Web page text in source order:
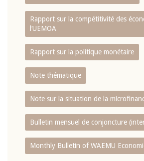
Rapport sur la compétitivité des
l‘UEMOA
Rapport sur la politique monétaire
Note thématique
Note sur la situation de la
Bulletin mensuel de conjoncture
Monthly Bulletin of WAEMU